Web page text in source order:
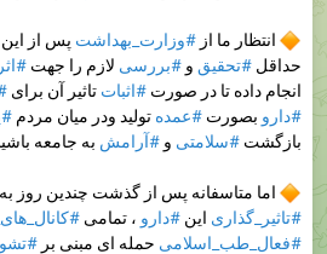
انتظار ما از#وزارت_بهداشت پس از
حداقل #تحقیق و #بررسی لازم را جهت
انجام داده تا در صورت #اثبات تاثیر آن برای
#دارو بصورت #عمده تولید ودر میان مردم
بازگشت #سلامتی و #آرامش به جامعه
اما متاسفانه پس از گذشت چندین روز
#تاثیر_گذاری این #دارو ، تمامی
#فعال_طب_اسلامی حمله ای مبنی بر